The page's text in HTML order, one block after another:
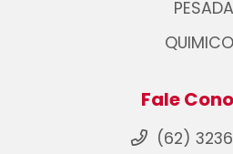
PESADA
Fale
(62)